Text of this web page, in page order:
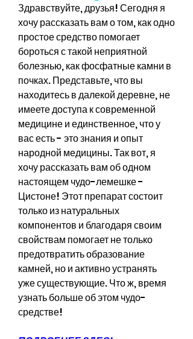
Здравствуйте, друзья! Сегодня я
хочу рассказать вам о том, как одно
простое средство помогает
бороться с такой неприятной
болезнью, как фосфатные камни в
почках. Представьте, что вы
находитесь в далекой деревне, не
имеете доступа к современной
медицине и единственное, что у
вас есть - это знания и опыт
народной медицины. Так вот, я
хочу рассказать вам об одном
настоящем чудо-лемешке -
Цистоне! Этот препарат состоит
только из натуральных
компонентов и благодаря своим
свойствам помогает не только
предотвратить образование
камней, но и активно устранять
уже существующие. Что ж, время
узнать больше об этом чудо-
средстве!